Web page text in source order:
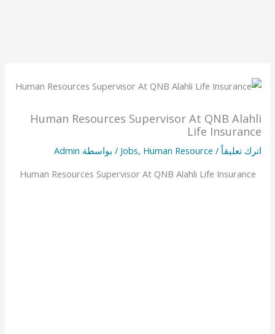
Human Resources Supervisor At QNB Alahli
Life Insurance
اترك تعليقاً /
Jobs, Human Resource / بواسطة Admin
Human Resources Supervisor At QNB Alahli Life Insurance